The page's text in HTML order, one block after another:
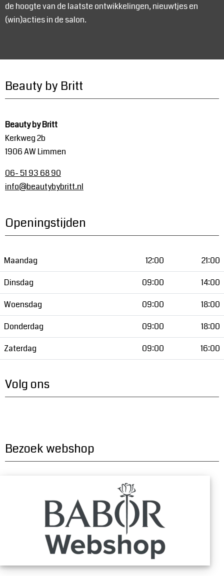
de hoogte van de laatste ontwikkelingen, nieuwtjes en
(win)acties in de salon.
Beauty by Britt
Beauty by Britt
Kerkweg 2b
1906 AW Limmen
06- 51 93 68 90
info@beautybybritt.nl
Openingstijden
Maandag 12:00
21:00
Dinsdag
09:00
14:00
Woensdag
09:00
18:00
Donderdag
09:00
18:00
Zaterdag
09:00 16:00
Volg ons
Bezoek webshop